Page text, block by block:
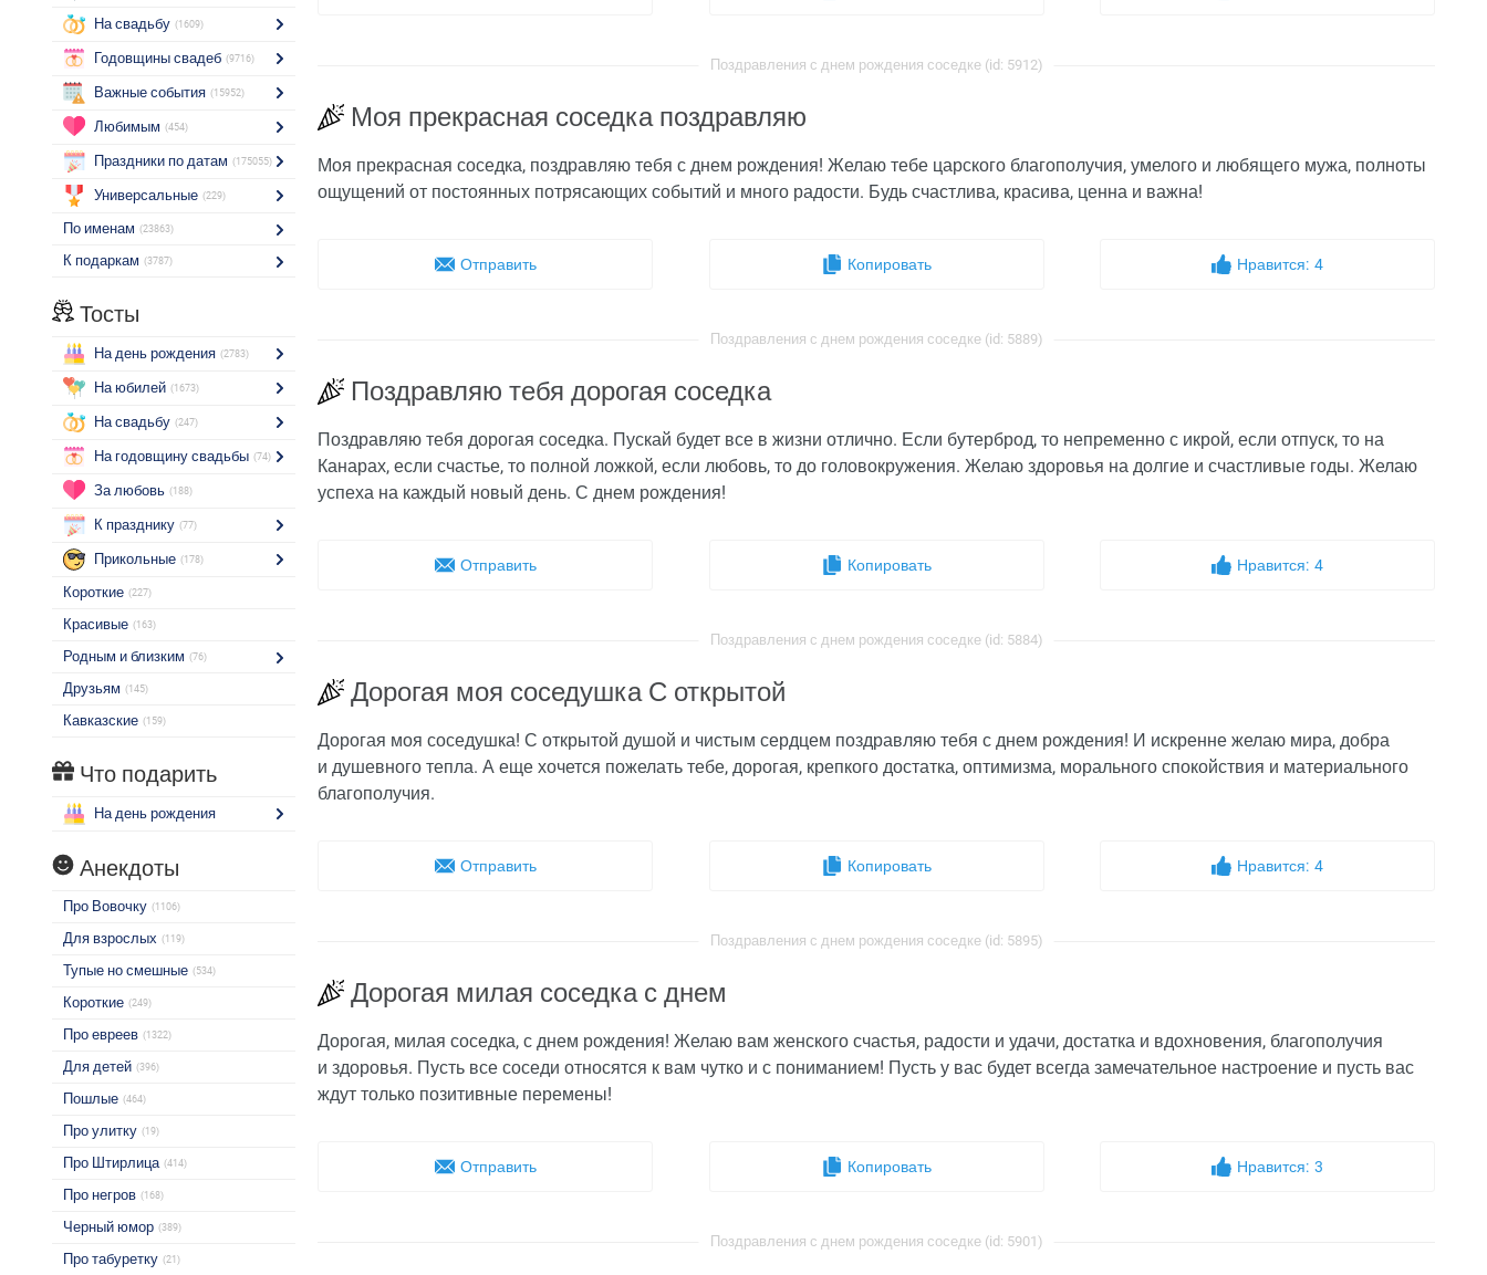
На свадьбу (1609)
Годовщины свадеб (9716)
Важные события (15952)
Любимым (454)
Праздники по датам (175055)
Универсальные (229)
По именам (23863)
К подаркам (3787)
Тосты
На день рождения (2783)
На юбилей (1673)
На свадьбу (247)
На годовщину свадьбы (74)
За любовь (188)
К празднику (77)
Прикольные (178)
Короткие (227)
Красивые (163)
Родным и близким (76)
Друзьям (145)
Кавказские (159)
Что подарить
На день рождения
Анекдоты
Про Вовочку (1106)
Для взрослых (119)
Тупые но смешные (534)
Короткие (249)
Про евреев (1322)
Для детей (396)
Пошлые (464)
Про улитку (19)
Про Штирлица (414)
Про негров (168)
Черный юмор (389)
Про табуретку (21)
Поздравления с днем рождения соседке (id: 5912)
Моя прекрасная соседка поздравляю
Моя прекрасная соседка, поздравляю тебя с днем рождения! Желаю тебе царского благополучия, умелого и любящего мужа, полноты
ощущений от постоянных потрясающих событий и много радости. Будь счастлива, красива, ценна и важна!
Отправить Копировать Нравится: 4
Поздравления с днем рождения соседке (id: 5889)
Поздравляю тебя дорогая соседка
Поздравляю тебя дорогая соседка. Пускай будет все в жизни отлично. Если бутерброд, то непременно с икрой, если отпуск, то на
Канарах, если счастье, то полной ложкой, если любовь, то до головокружения. Желаю здоровья на долгие и счастливые годы. Желаю
успеха на каждый новый день. С днем рождения!
Отправить Копировать Нравится: 4
Поздравления с днем рождения соседке (id: 5884)
Дорогая моя соседушка С открытой
Дорогая моя соседушка! С открытой душой и чистым сердцем поздравляю тебя с днем рождения! И искренне желаю мира, добра
и душевного тепла. А еще хочется пожелать тебе, дорогая, крепкого достатка, оптимизма, морального спокойствия и материального
благополучия.
Отправить Копировать Нравится: 4
Поздравления с днем рождения соседке (id: 5895)
Дорогая милая соседка с днем
Дорогая, милая соседка, с днем рождения! Желаю вам женского счастья, радости и удачи, достатка и вдохновения, благополучия
и здоровья. Пусть все соседи относятся к вам чутко и с пониманием! Пусть у вас будет всегда замечательное настроение и пусть вас
ждут только позитивные перемены!
Отправить Копировать Нравится: 3
Поздравления с днем рождения соседке (id: 5901)